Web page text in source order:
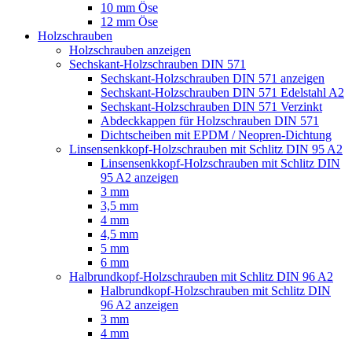
10 mm Öse
12 mm Öse
Holzschrauben
Holzschrauben anzeigen
Sechskant-Holzschrauben DIN 571
Sechskant-Holzschrauben DIN 571 anzeigen
Sechskant-Holzschrauben DIN 571 Edelstahl A2
Sechskant-Holzschrauben DIN 571 Verzinkt
Abdeckkappen für Holzschrauben DIN 571
Dichtscheiben mit EPDM / Neopren-Dichtung
Linsensenkkopf-Holzschrauben mit Schlitz DIN 95 A2
Linsensenkkopf-Holzschrauben mit Schlitz DIN
95 A2 anzeigen
3 mm
3,5 mm
4 mm
4,5 mm
5 mm
6 mm
Halbrundkopf-Holzschrauben mit Schlitz DIN 96 A2
Halbrundkopf-Holzschrauben mit Schlitz DIN
96 A2 anzeigen
3 mm
4 mm